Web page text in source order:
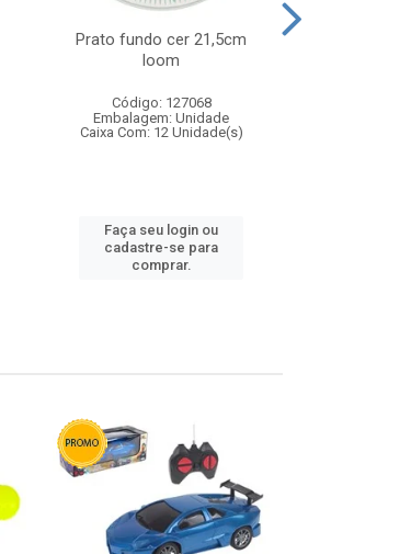
Prato fundo cer 21,5cm
loom
Código: 127068
Embalagem: Unidade
Caixa Com: 12 Unidade(s)
Faça seu login ou
cadastre-se para
comprar.